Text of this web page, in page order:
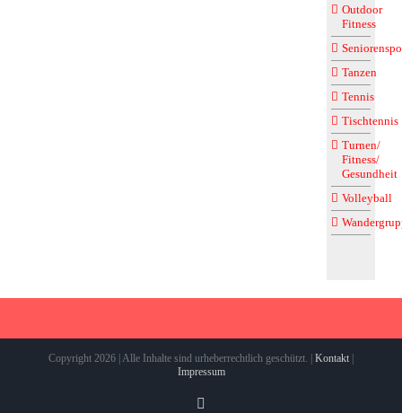
Outdoor
Fitness
Tanzen
Tennis
Tischtennis
Turnen/
Fitness/
Gesundheit
Volleyball
Copyright 2026 | Alle Inhalte sind urheberrechtlich geschützt. | Kontakt
Impressum